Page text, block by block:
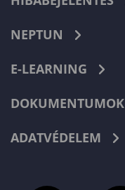
NEPTUN
E-LEARNING
DOKUMENTUMOK
ADATVÉDELEM